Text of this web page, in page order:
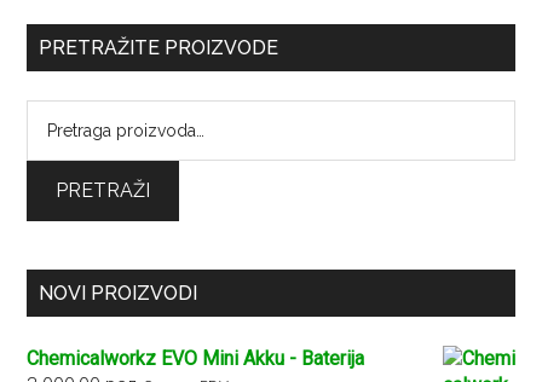
PRETRAŽITE PROIZVODE
PRETRAŽI
NOVI PROIZVODI
Chemicalworkz EVO Mini Akku - Baterija